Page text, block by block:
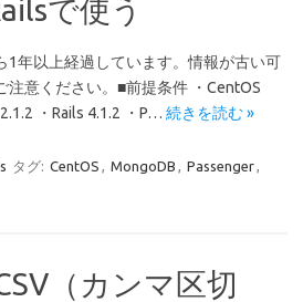
で使う
1年以上経過しています。情報が古い可
注意ください。■前提条件 ・CentOS
・Rails 4.1.2 ・P… 続きを読む »
タグ: CentOS , MongoDB , Passenger,
（カンマ区切